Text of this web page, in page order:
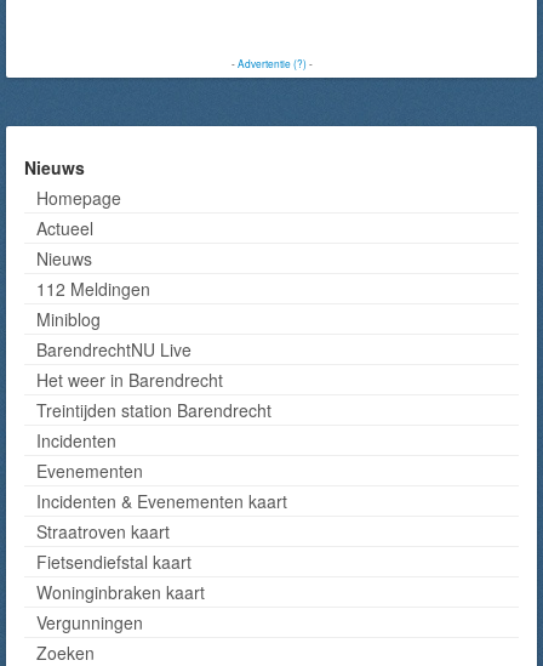
-Advertentie (?)-
Nieuws
Homepage
Actueel
Nieuws
112 Meldingen
Miniblog
BarendrechtNU Live
Het weer in Barendrecht
Treintijden station Barendrecht
Incidenten
Evenementen
Incidenten & Evenementen kaart
Straatroven kaart
Fietsendiefstal kaart
Woninginbraken kaart
Vergunningen
Zoeken